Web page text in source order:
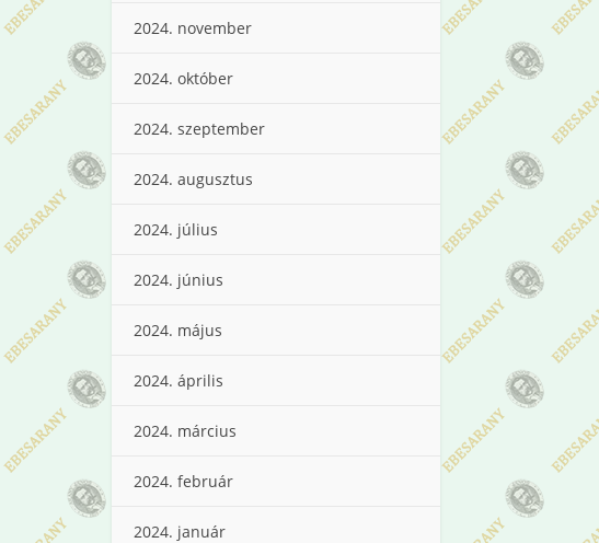
2024. november
2024. október
2024. szeptember
2024. augusztus
2024. július
2024. június
2024. május
2024. április
2024. március
2024. február
2024. január